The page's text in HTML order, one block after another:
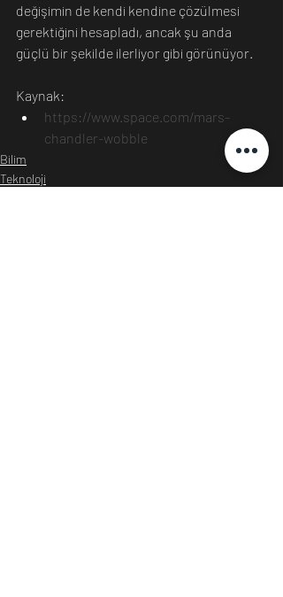
değişimin de kendi kendine çözülmesi
gerektiğini hesapladı, ancak şu anda
güçlü bir şekilde ilerliyor gibi görünüyor.
Kaynak:
https://www.space.com/mars-
chandler-wobble
Bilim
Teknoloji